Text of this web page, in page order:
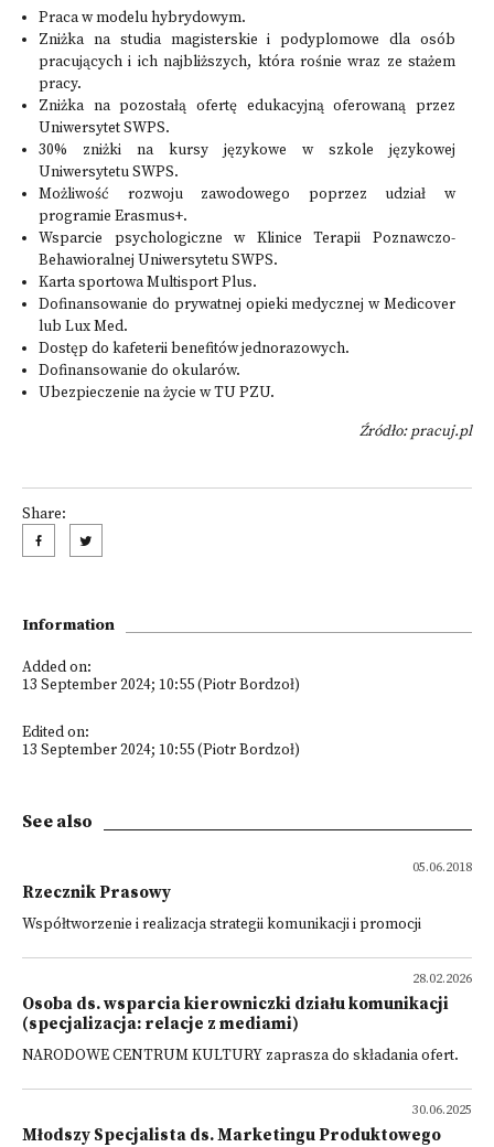
Praca w modelu hybrydowym.
Zniżka na studia magisterskie i podyplomowe dla osób
pracujących i ich najbliższych, która rośnie wraz ze stażem
pracy.
Zniżka na pozostałą ofertę edukacyjną oferowaną przez
Uniwersytet SWPS.
30% zniżki na kursy językowe w szkole językowej
Uniwersytetu SWPS.
Możliwość rozwoju zawodowego poprzez udział w
programie Erasmus+.
Wsparcie psychologiczne w Klinice Terapii Poznawczo-
Behawioralnej Uniwersytetu SWPS.
Karta sportowa Multisport Plus.
Dofinansowanie do prywatnej opieki medycznej w Medicover
lub Lux Med.
Dostęp do kafeterii benefitów jednorazowych.
Dofinansowanie do okularów.
Ubezpieczenie na życie w TU PZU.
Źródło: pracuj.pl
Share:
Information
Added on:
13 September 2024; 10:55 (Piotr Bordzoł)
Edited on:
13 September 2024; 10:55 (Piotr Bordzoł)
See also
05.06.2018
Rzecznik Prasowy
Współtworzenie i realizacja strategii komunikacji i promocji
28.02.2026
Osoba ds. wsparcia kierowniczki działu komunikacji
(specjalizacja: relacje z mediami)
NARODOWE CENTRUM KULTURY zaprasza do składania ofert.
30.06.2025
Młodszy Specjalista ds. Marketingu Produktowego